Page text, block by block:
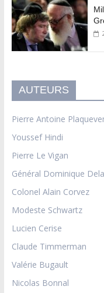
AUTEURS
Pierre Antoine
Youssef Hindi
Pierre Le Vigan
Général Dominique
Colonel Alain Corvez
Modeste Schwartz
Lucien Cerise
Claude Timmerman
Valérie Bugault
Nicolas Bonnal